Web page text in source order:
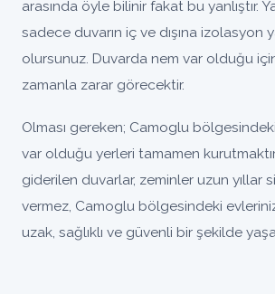
arasında öyle bilinir fakat bu yanlıştır.
sadece duvarın iç ve dışına izolasyon
olursunuz. Duvarda nem var olduğu
zamanla zarar görecektir.
Olması gereken; Camoglu
var olduğu yerleri tamamen
giderilen duvarlar, zeminler uzun yıllar
vermez, Camoglu bölgesindeki
uzak, sağlıklı ve güvenli bir şekilde